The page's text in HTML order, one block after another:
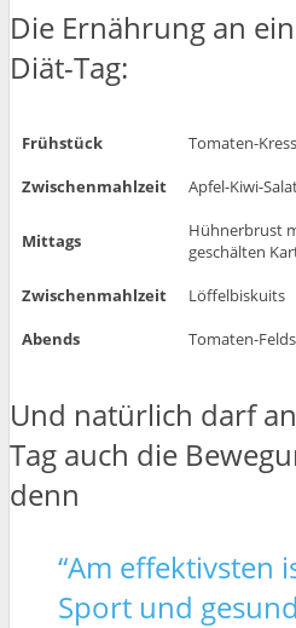
Die Ernährung an
Diät-Tag:
Frühstück
Tomaten-
Zwischenmahlzeit
Apfel-Kiwi-
Mittags
Hühnerbrust
geschälten
Zwischenmahlzeit
Löffelbiskuits
Abends
Tomaten-
Und natürlich darf
Tag auch die
denn
“Am effektivsten
Sport und